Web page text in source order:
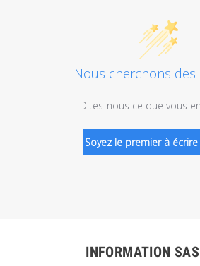
Nous cherchons des
Dites-nous ce que vous
Soyez le premier à
INFORMATION